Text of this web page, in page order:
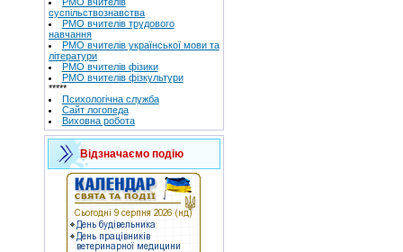
суспільствознавства
РМО вчителів трудового
навчання
РМО вчителів української мови та
літератури
РМО вчителів фізики
РМО вчителів фізкультури
*****
Психологічна служба
Сайт логопеда
Виховна робота
Відзначаємо подію